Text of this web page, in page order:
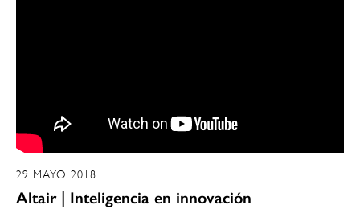
29 MAYO 2018
Altair | Inteligencia en innovación